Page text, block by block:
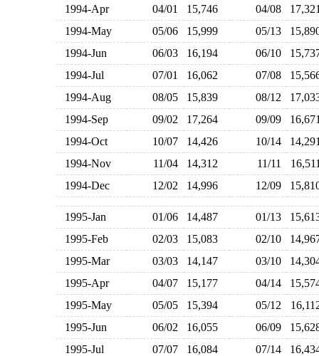
1994-Apr
04/01 15,746 04/08
1994-May
05/06 15,999 05/13
1994-Jun
06/03 16,194 06/10
1994-Jul
07/01 16,062 07/08
1994-Aug
08/05 15,839 08/12
1994-Sep
09/02 17,264 09/09
1994-Oct
10/07 14,426 10/14
1994-Nov
11/04 14,312 11/11
1994-Dec
12/02 14,996 12/09
1995-Jan 01/06 14,487 01/13
1995-Feb
02/03 15,083 02/10
1995-Mar
03/03 14,147 03/10
1995-Apr
04/07 15,177 04/14
1995-May
05/05 15,394 05/12
1995-Jun
06/02 16,055 06/09
1995-Jul
07/07 16,084 07/14